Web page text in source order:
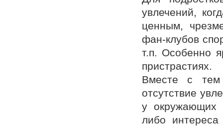
увлечений,
ценным,
фан-клубов
т.п. Особенно
пристрастиях.
Вместе с тем
отсутствие
у окружающих
либо